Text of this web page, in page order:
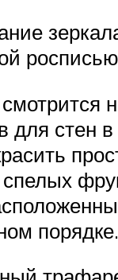
росписью
для стен
порядке.